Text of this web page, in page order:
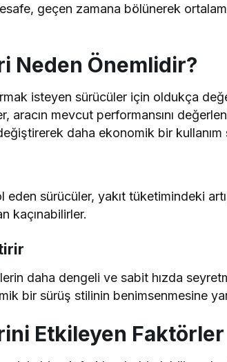
geçen zamana bölünerek
Neden Önemlidir?
isteyen sürücüler için oldukça
aracın mevcut performansını
daha ekonomik bir
sürücüler, yakıt tüketimindeki
kaçınabilirler.
daha dengeli ve sabit hızda
bir sürüş stilinin benimsenmesine
Etkileyen